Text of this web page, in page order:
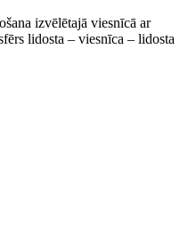
izvēlētajā viesnīcā ar
lidosta – viesnīca – lidosta